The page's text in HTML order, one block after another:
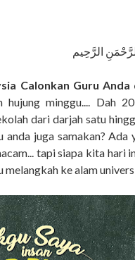
الرَّحِيم
Calonkan Guru
hujung minggu.... Dah
dari darjah satu
anda juga samakan?
tapi siapa kita
melangkah ke alam